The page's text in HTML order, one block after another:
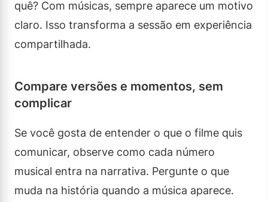
quê? Com músicas, sempre aparece um motivo
claro. Isso transforma a sessão em experiência
compartilhada.
Compare versões e momentos, sem
complicar
Se você gosta de entender o que o filme quis
comunicar, observe como cada número
musical entra na narrativa. Pergunte o que
muda na história quando a música aparece.